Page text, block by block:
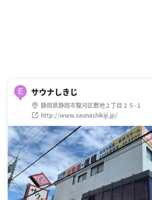
E サウナしきじ
静岡県静岡市駿河区敷地２丁目２５-１
http://www.saunashikiji.jp/